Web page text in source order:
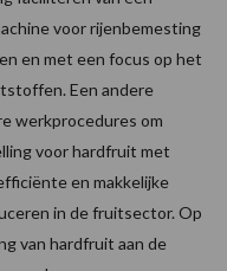
voor rijenbemesting
en met een focus op het
Een andere
werkprocedures om
voor hardfruit met
en makkelijke
in de fruitsector. Op
van hardfruit aan de